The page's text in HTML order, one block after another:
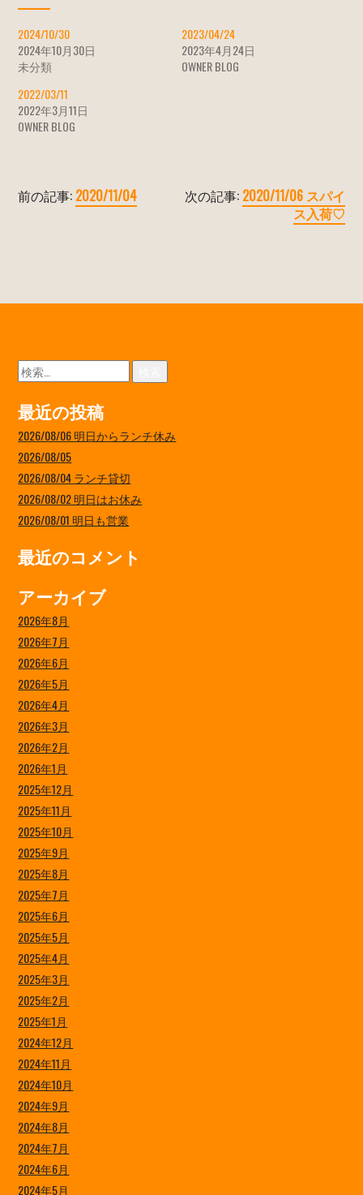
2024/10/30
2024年10月30日
未分類
2023/04/24
2023年4月24日
OWNER BLOG
2022/03/11
2022年3月11日
OWNER BLOG
前の記事: 2020/11/04 次の記事: 2020/11/06 スパイ
ス入荷♡
検
索:
最近の投稿
2026/08/06 明日からランチ休み
2026/08/05
2026/08/04 ランチ貸切
2026/08/02 明日はお休み
2026/08/01 明日も営業
最近のコメント
アーカイブ
2026年8月
2026年7月
2026年6月
2026年5月
2026年4月
2026年3月
2026年2月
2026年1月
2025年12月
2025年11月
2025年10月
2025年9月
2025年8月
2025年7月
2025年6月
2025年5月
2025年4月
2025年3月
2025年2月
2025年1月
2024年12月
2024年11月
2024年10月
2024年9月
2024年8月
2024年7月
2024年6月
2024年5月